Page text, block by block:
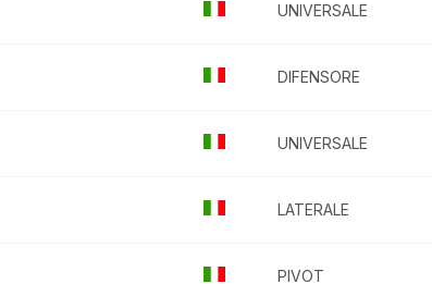
UNIVERSALE
DIFENSORE
UNIVERSALE
LATERALE
PIVOT